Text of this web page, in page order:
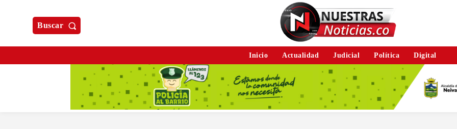
Buscar
Inicio Actualidad Judicial Política Digital